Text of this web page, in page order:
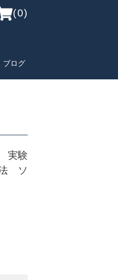
(0)
ブログ
実験
法 ソ